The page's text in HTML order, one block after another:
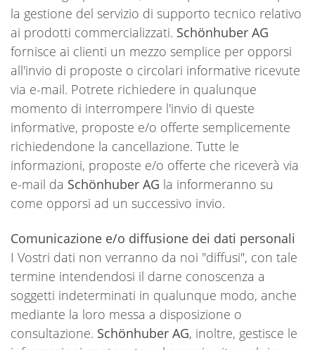
la gestione del servizio di supporto tecnico relativo
ai prodotti commercializzati. Schönhuber AG
fornisce ai clienti un mezzo semplice per opporsi
all'invio di proposte o circolari informative ricevute
via e-mail. Potrete richiedere in qualunque
momento di interrompere l'invio di queste
informative, proposte e/o offerte semplicemente
richiedendone la cancellazione. Tutte le
informazioni, proposte e/o offerte che riceverà via
e-mail da Schönhuber AG la informeranno su
come opporsi ad un successivo invio.
Comunicazione e/o diffusione dei dati personali
I Vostri dati non verranno da noi "diffusi", con tale
termine intendendosi il darne conoscenza a
soggetti indeterminati in qualunque modo, anche
mediante la loro messa a disposizione o
consultazione. Schönhuber AG, inoltre, gestisce le